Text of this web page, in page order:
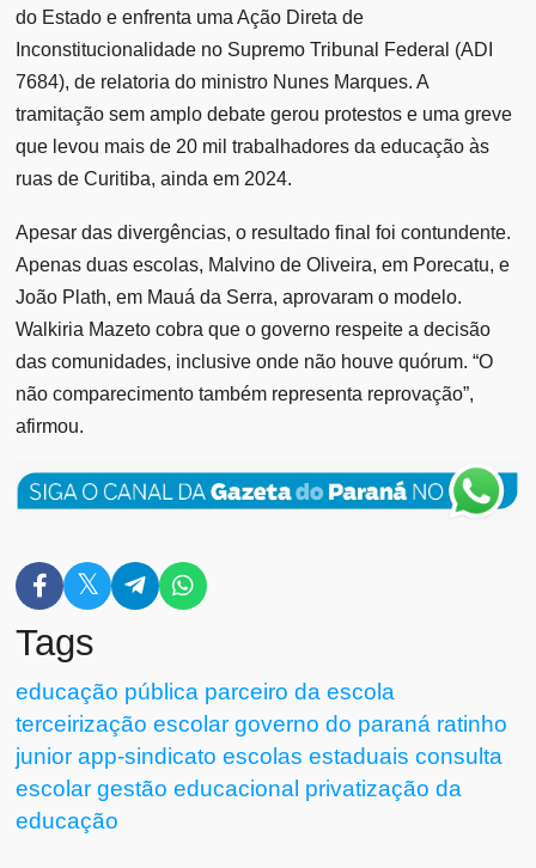
do Estado e enfrenta uma Ação Direta de
Inconstitucionalidade no Supremo Tribunal Federal (ADI
7684), de relatoria do ministro Nunes Marques. A
tramitação sem amplo debate gerou protestos e uma greve
que levou mais de 20 mil trabalhadores da educação às
ruas de Curitiba, ainda em 2024.
Apesar das divergências, o resultado final foi contundente.
Apenas duas escolas, Malvino de Oliveira, em Porecatu, e
João Plath, em Mauá da Serra, aprovaram o modelo.
Walkiria Mazeto cobra que o governo respeite a decisão
das comunidades, inclusive onde não houve quórum. “O
não comparecimento também representa reprovação”,
afirmou.
Tags
educação pública parceiro da escola
terceirização escolar governo do paraná ratinho
junior app-sindicato escolas estaduais consulta
escolar gestão educacional privatização da
educação